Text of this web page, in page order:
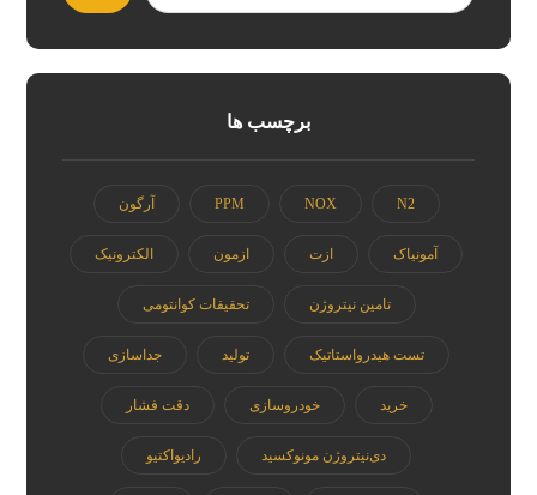
برچسب ها
N2
NOX
PPM آرگون
آمونیاک ازت ازمون الکترونیک
تامین نیتروژن تحقیقات کوانتومی
تست هیدرواستاتیک تولید جداسازی
خرید خودروسازی دقت فشار
دی‌نیتروژن مونوکسید رادیواکتیو